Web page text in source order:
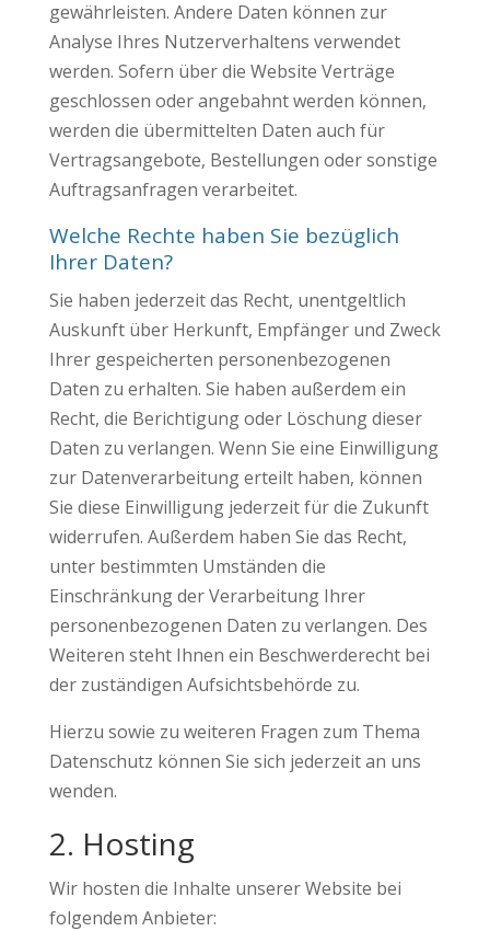
gewährleisten. Andere Daten können zur
Analyse Ihres Nutzerverhaltens verwendet
werden. Sofern über die Website Verträge
geschlossen oder angebahnt werden können,
werden die übermittelten Daten auch für
Vertragsangebote, Bestellungen oder sonstige
Auftragsanfragen verarbeitet.
Welche Rechte haben Sie bezüglich
Ihrer Daten?
Sie haben jederzeit das Recht, unentgeltlich
Auskunft über Herkunft, Empfänger und Zweck
Ihrer gespeicherten personenbezogenen
Daten zu erhalten. Sie haben außerdem ein
Recht, die Berichtigung oder Löschung dieser
Daten zu verlangen. Wenn Sie eine Einwilligung
zur Datenverarbeitung erteilt haben, können
Sie diese Einwilligung jederzeit für die Zukunft
widerrufen. Außerdem haben Sie das Recht,
unter bestimmten Umständen die
Einschränkung der Verarbeitung Ihrer
personenbezogenen Daten zu verlangen. Des
Weiteren steht Ihnen ein Beschwerderecht bei
der zuständigen Aufsichtsbehörde zu.
Hierzu sowie zu weiteren Fragen zum Thema
Datenschutz können Sie sich jederzeit an uns
wenden.
2. Hosting
Wir hosten die Inhalte unserer Website bei
folgendem Anbieter: